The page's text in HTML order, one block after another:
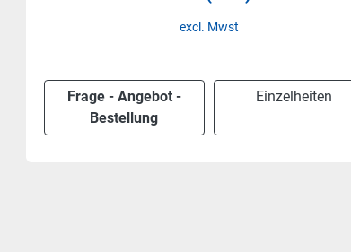
excl. Mwst
Frage - Angebot -
Bestellung
Einzelheiten